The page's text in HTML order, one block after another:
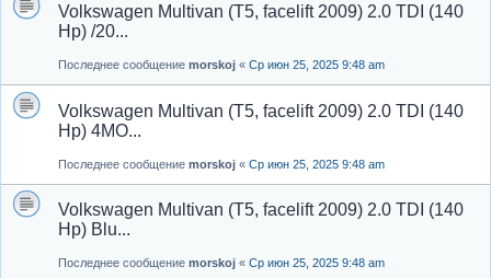
Volkswagen Multivan (T5, facelift 2009) 2.0 TDI (140
Hp) /20...
Последнее сообщение morskoj « Ср июн 25, 2025 9:48 am
Volkswagen Multivan (T5, facelift 2009) 2.0 TDI (140
Hp) 4MO...
Последнее сообщение morskoj « Ср июн 25, 2025 9:48 am
Volkswagen Multivan (T5, facelift 2009) 2.0 TDI (140
Hp) Blu...
Последнее сообщение morskoj « Ср июн 25, 2025 9:48 am